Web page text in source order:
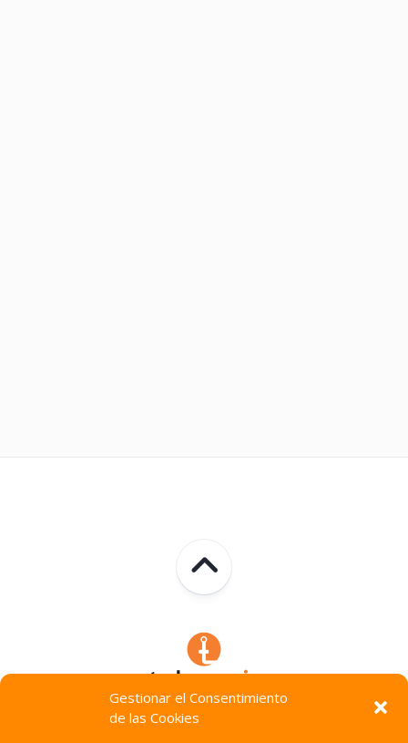
Gestionar el Consentimiento
de las Cookies
Technocracia © 2026. Todos Los Derechos Reservados.